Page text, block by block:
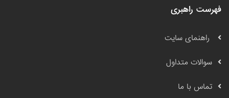
فهرست راهبری
راهنمای سایت
سوالات متداول
تماس با ما